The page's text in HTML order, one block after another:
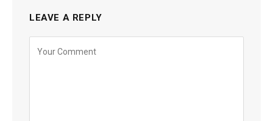
LEAVE A REPLY